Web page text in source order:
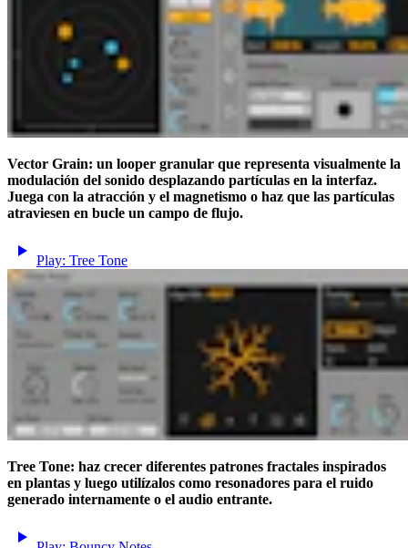
Vector Grain: un looper granular que representa visualmente la
modulación del sonido desplazando partículas en la interfaz.
Juega con la atracción y el magnetismo o haz que las partículas
atraviesen en bucle un campo de flujo.
Play: Tree Tone
Tree Tone: haz crecer diferentes patrones fractales inspirados
en plantas y luego utilízalos como resonadores para el ruido
generado internamente o el audio entrante.